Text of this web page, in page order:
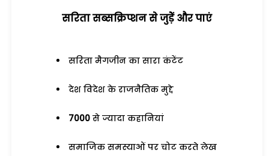
सरिता सब्सक्रिप्शन से जुड़ेें और पाएं
सरिता मैगजीन का सारा कंटेंट
देश विदेश के राजनैतिक मुद्दे
7000 से ज्यादा कहानियां
समाजिक समस्याओं पर चोट करते लेख